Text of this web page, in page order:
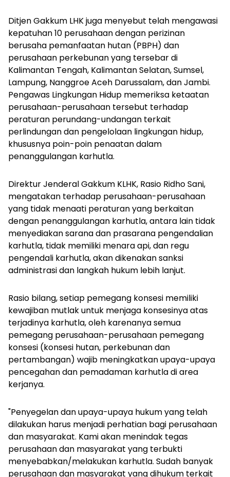
Ditjen Gakkum LHK juga menyebut telah mengawasi
kepatuhan 10 perusahaan dengan perizinan
berusaha pemanfaatan hutan (PBPH) dan
perusahaan perkebunan yang tersebar di
Kalimantan Tengah, Kalimantan Selatan, Sumsel,
Lampung, Nanggroe Aceh Darussalam, dan Jambi.
Pengawas Lingkungan Hidup memeriksa ketaatan
perusahaan-perusahaan tersebut terhadap
peraturan perundang-undangan terkait
perlindungan dan pengelolaan lingkungan hidup,
khususnya poin-poin penaatan dalam
penanggulangan karhutla.
Direktur Jenderal Gakkum KLHK, Rasio Ridho Sani,
mengatakan terhadap perusahaan-perusahaan
yang tidak menaati peraturan yang berkaitan
dengan penanggulangan karhutla, antara lain tidak
menyediakan sarana dan prasarana pengendalian
karhutla, tidak memiliki menara api, dan regu
pengendali karhutla, akan dikenakan sanksi
administrasi dan langkah hukum lebih lanjut.
Rasio bilang, setiap pemegang konsesi memiliki
kewajiban mutlak untuk menjaga konsesinya atas
terjadinya karhutla, oleh karenanya semua
pemegang perusahaan-perusahaan pemegang
konsesi (konsesi hutan, perkebunan dan
pertambangan) wajib meningkatkan upaya-upaya
pencegahan dan pemadaman karhutla di area
kerjanya.
"Penyegelan dan upaya-upaya hukum yang telah
dilakukan harus menjadi perhatian bagi perusahaan
dan masyarakat. Kami akan menindak tegas
perusahaan dan masyarakat yang terbukti
menyebabkan/melakukan karhutla. Sudah banyak
perusahaan dan masyarakat yang dihukum terkait